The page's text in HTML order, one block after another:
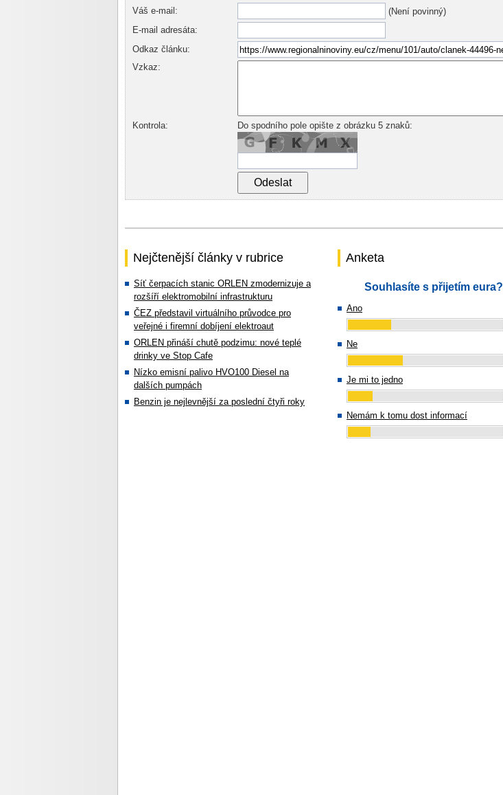
Váš e-mail:
(Není povinný)
E-mail adresáta:
Odkaz článku:
Vzkaz:
Kontrola: Do spodního pole opište z obrázku 5 znaků:
Nejčtenější články v rubrice
Síť čerpacích stanic ORLEN zmodernizuje a
rozšíří elektromobilní infrastrukturu
ČEZ představil virtuálního průvodce pro
veřejné i firemní dobíjení elektroaut
ORLEN přináší chutě podzimu: nové teplé
drinky ve Stop Cafe
Nízko emisní palivo HVO100 Diesel na
dalších pumpách
Benzin je nejlevnější za poslední čtyři roky
Anketa
Souhlasíte s přijetím eura?
Ano
Ne
Je mi to jedno
Nemám k tomu dost informací